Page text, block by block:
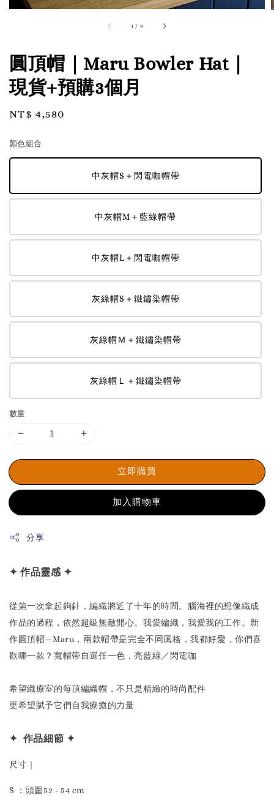
1 / 9
圓頂帽｜Maru Bowler Hat｜
現貨+預購3個月
Regular
NT$ 4,580
顏色組合
中灰帽S＋閃電咖帽帶
中灰帽M＋藍綠帽帶
中灰帽L＋閃電咖帽帶
灰綠帽S＋鐵鏽染帽帶
灰綠帽Ｍ＋鐵鏽染帽帶
灰綠帽Ｌ＋鐵鏽染帽帶
數量
立即購買
加入購物車
分享
✦作品靈感 ✦
從第一次拿起鉤針，編織將近了十年的時間。腦海裡的想像織成
作品的過程，依然超級無敵開心。我愛編織，我愛我的工作。新
作圓頂帽—Maru，兩款帽帶是完全不同風格，我都好愛，你們喜
歡哪一款？寬帽帶自選任一色，亮藍綠／閃電咖
希望織療室的每頂編織帽，不只是精緻的時尚配件
更希望賦予它們自我療癒的力量
✦ 作品細節 ✦
尺寸｜
S ：頭圍52 - 54 cm